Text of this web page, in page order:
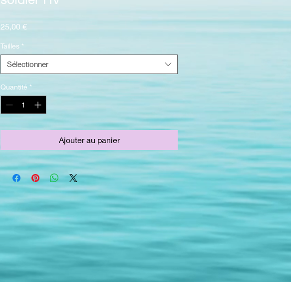
25,00 €Prix
Tailles *
Sélectionner
Quantité *
Ajouter au panier